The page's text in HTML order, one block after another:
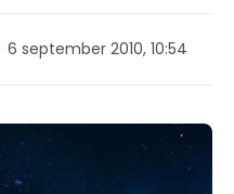
6 september 2010, 10:54